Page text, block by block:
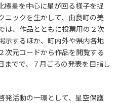
極星を中心に星が回る様子を捉
ニックを生かして、由良町の美
は、作品とともに投票用の２次
示するほか、町内外や県内各地
次元コードから作品を閲覧する
までで、７月ごろの発表を目指し
活動の一環として、星空保護